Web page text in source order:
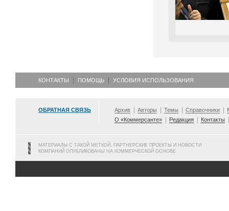
КОНТАКТЫ ПОМОЩЬ УСЛОВИЯ ИСПОЛЬЗОВАНИЯ
ОБРАТНАЯ СВЯЗЬ Архив Авторы Темы Справочники
О «Коммерсанте»
Редакция Контакты
МАТЕРИАЛЫ С ТАКОЙ МЕТКОЙ, ПАРТНЕРСКИЕ ПРОЕКТЫ И НОВОСТИ
КОМПАНИЙ ОПУБЛИКОВАНЫ НА КОММЕРЧЕСКОЙ ОСНОВЕ